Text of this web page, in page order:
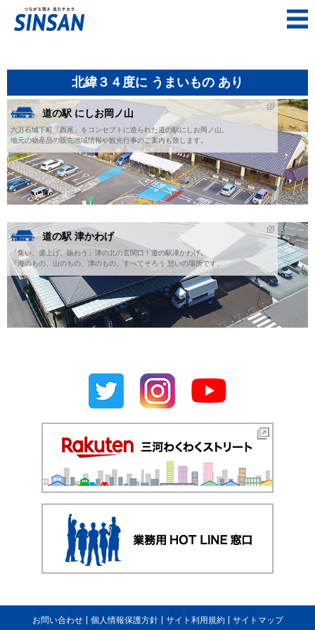
北緯３４度に うまいもの あり
道の駅 にしお岡ノ山
六万石城下町「西尾」をコンセプトに造られた道の駅にしお岡ノ山。
地元の物産品の販売地域情報や観光行事のご案内も致します。
道の駅 津かわげ
「集い、盛上げ、賑わう」津の北の玄関口！道の駅津かわげ。
『海のもの、山のもの、津のもの、すべてそろう 憩いの場所です。
お問い合わせ 個人情報保護方針 サイト利用規約 サイトマップ